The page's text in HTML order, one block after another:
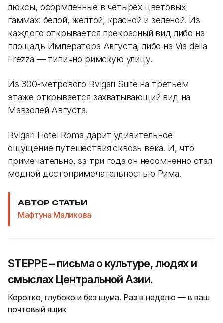
люксы, оформленные в четырех цветовых
гаммах: белой, желтой, красной и зеленой. Из
каждого открывается прекрасный вид либо на
площадь Императора Августа, либо на Via della
Frezza — типично римскую улицу.
Из 300-метрового Bvlgari Suite на третьем
этаже открывается захватывающий вид на
Мавзолей Августа.
Bvlgari Hotel Roma дарит удивительное
ощущение путешествия сквозь века. И, что
примечательно, за три года он несомненно стал
модной достопримечательностью Рима.
АВТОР СТАТЬИ
Мафтуна Маликова
STEPPE – письма о культуре, людях и
смыслах Центральной Азии.
Коротко, глубоко и без шума. Раз в неделю — в ваш
почтовый ящик